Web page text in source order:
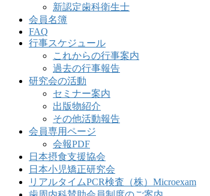
新認定歯科衛生士
会員名簿
FAQ
行事スケジュール
これからの行事案内
過去の行事報告
研究会の活動
セミナー案内
出版物紹介
その他活動報告
会員専用ページ
会報PDF
日本摂食支援協会
日本小児矯正研究会
リアルタイムPCR検査（株）Microexam